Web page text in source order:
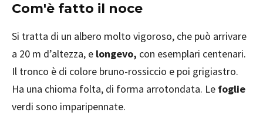
Com'è fatto il noce
Si tratta di un albero molto vigoroso, che può arrivare
a 20 m d’altezza, e longevo, con esemplari centenari.
Il tronco è di colore bruno-rossiccio e poi grigiastro.
Ha una chioma folta, di forma arrotondata. Le foglie
verdi sono imparipennate.